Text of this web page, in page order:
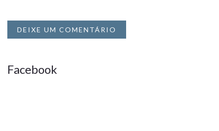
DEIXE UM COMENTÁRIO
Facebook